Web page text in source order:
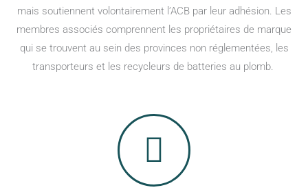
mais soutiennent volontairement l’ACB par leur adhésion. Les
membres associés comprennent les propriétaires de marque
qui se trouvent au sein des provinces non réglementées, les
transporteurs et les recycleurs de batteries au plomb.